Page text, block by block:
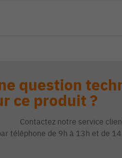
question
ce produit ?
Contactez notre service
téléphone de 9h à 13h et de